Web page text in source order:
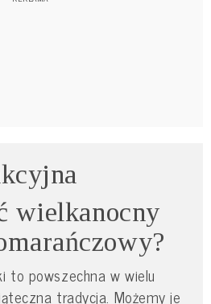
wielkanocny
to powszechna w wielu
tradycja. Możemy je